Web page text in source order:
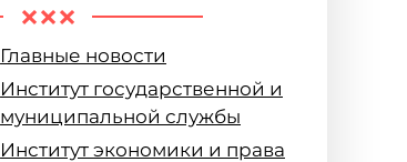
Главные новости
Институт государственной и
муниципальной службы
Институт экономики и права